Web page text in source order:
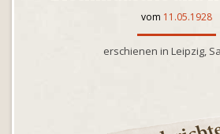
vom 11.05.1928
erschienen in Leipzig,